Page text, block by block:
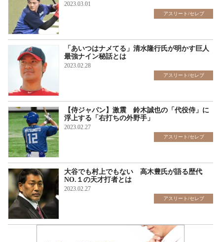
2023.03.01
アスリート/セレブ
「あいつはナメてる」清水隆行氏が明かす巨人
最強ナイン秘話とは
2023.02.28
アスリート/セレブ
【侍ジャパン】激震 鈴木誠也の「代役侍」に
浮上する「右打ちの外野手」
2023.02.27
アスリート/セレブ
大谷でも村上でもない 高木豊氏が語る歴代
NO.１の天才打者とは
2023.02.27
アスリート/セレブ